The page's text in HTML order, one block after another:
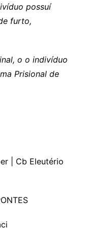
possuí
furto,
o o indivíduo
Prisional de
| Cb Eleutério